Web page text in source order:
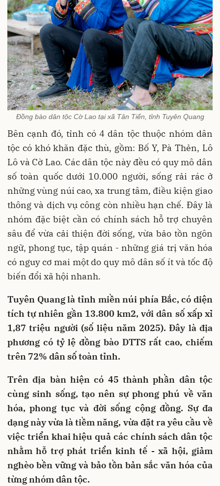
Đồng bào dân tộc Cờ Lao tại xã Tân Tiến, tỉnh Tuyên Quang
Bên cạnh đó, tỉnh có 4 dân tộc thuộc nhóm dân
tộc có khó khăn đặc thù, gồm: Bố Y, Pà Thẻn, Lô
Lô và Cờ Lao. Các dân tộc này đều có quy mô dân
số toàn quốc dưới 10.000 người, sống rải rác ở
những vùng núi cao, xa trung tâm, điều kiện giao
thông và dịch vụ công còn nhiều hạn chế. Đây là
nhóm đặc biệt cần có chính sách hỗ trợ chuyên
sâu để vừa cải thiện đời sống, vừa bảo tồn ngôn
ngữ, phong tục, tập quán - những giá trị văn hóa
có nguy cơ mai một do quy mô dân số ít và tốc độ
biến đổi xã hội nhanh.
Tuyên Quang là tỉnh miền núi phía Bắc, có diện
tích tự nhiên gần 13.800 km2, với dân số xấp xỉ
1,87 triệu người (số liệu năm 2025). Đây là địa
phương có tỷ lệ đồng bào DTTS rất cao, chiếm
trên 72% dân số toàn tỉnh.
Trên địa bàn hiện có 45 thành phần dân tộc
cùng sinh sống, tạo nên sự phong phú về văn
hóa, phong tục và đời sống cộng đồng. Sự đa
dạng này vừa là tiềm năng, vừa đặt ra yêu cầu về
việc triển khai hiệu quả các chính sách dân tộc
nhằm hỗ trợ phát triển kinh tế - xã hội, giảm
nghèo bền vững và bảo tồn bản sắc văn hóa của
từng nhóm dân tộc.